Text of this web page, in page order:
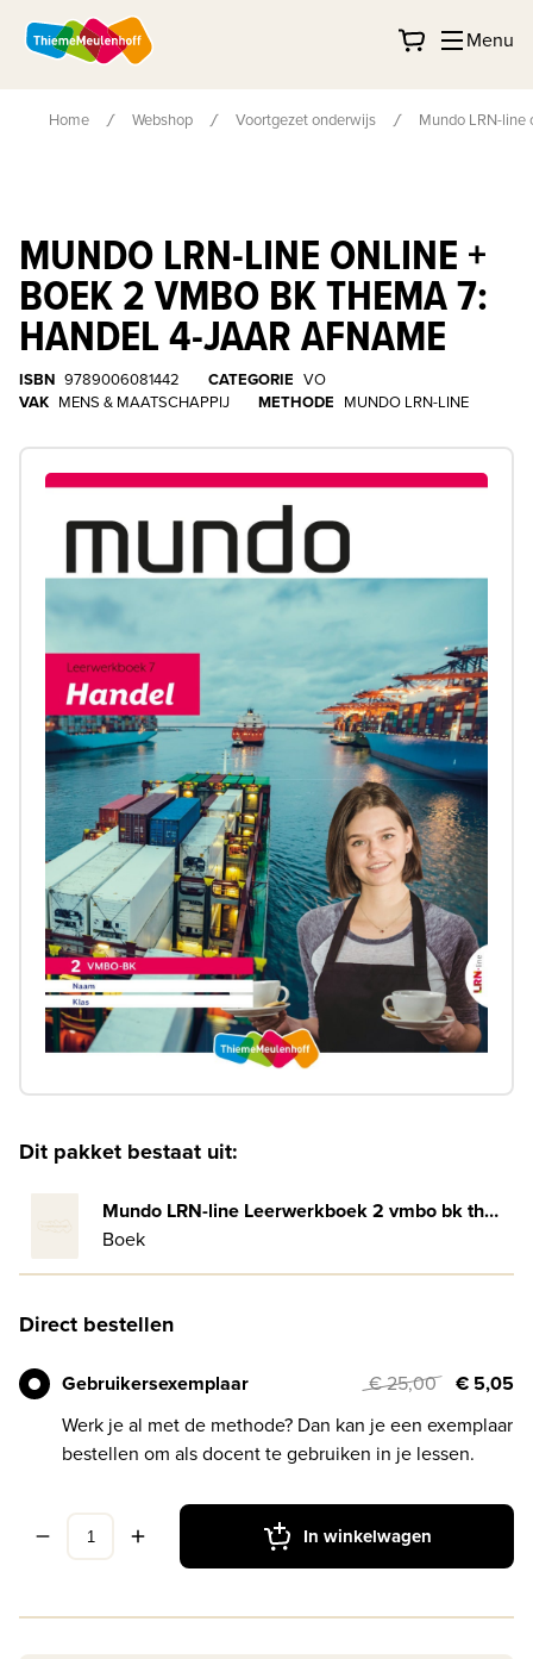
Menu
Home Webshop Voortgezet onderwijs Mundo LRN-
MUNDO LRN-LINE ONLINE +
BOEK 2 VMBO BK THEMA 7:
HANDEL 4-JAAR AFNAME
ISBN 9789006081442 CATEGORIE VO
VAK MENS & MAATSCHAPPIJ METHODE MUNDO LRN-LINE
Dit pakket bestaat uit:
Mundo LRN-line Leerwerkboek 2 vmbo bk thema 7: Handel
Boek
Direct bestellen
Gebruikersexemplaar € 25,00
€ 5,05
Werk je al met de methode? Dan kan je een exemplaar
bestellen om als docent te gebruiken in je lessen.
In winkelwagen